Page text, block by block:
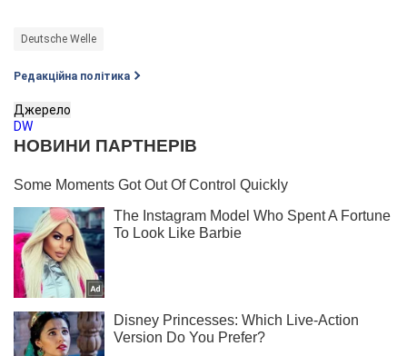
Deutsche Welle
Редакційна політика
Джерело
DW